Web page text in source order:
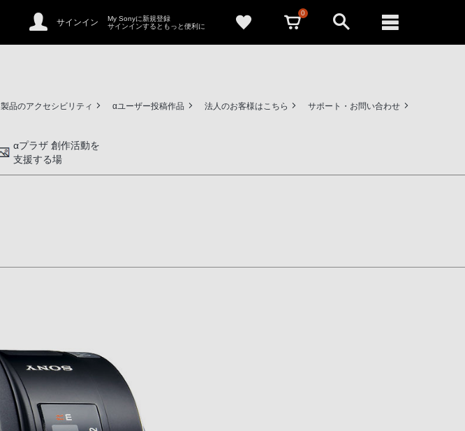
サインイン
My Sonyに新規登録
サインインするともっと便利に
0
製品のアクセシビリティ αユーザー投稿作品 法人のお客様はこちら サポート・お問い合わせ
αプラザ 創作活動を
支援する場